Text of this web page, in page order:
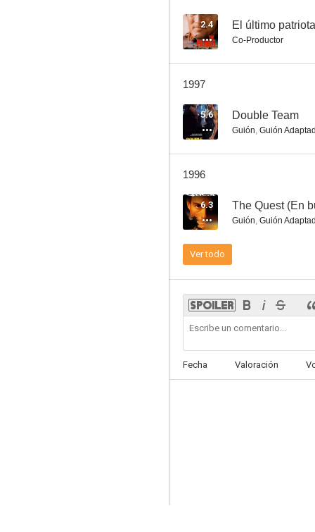
2.4 El último patriota
Co-Productor
1997
5.6 Double Team
Guión, Guión
1996
6.3 The Quest (En
Guión, Guión
Ver todo
Fecha Valoración